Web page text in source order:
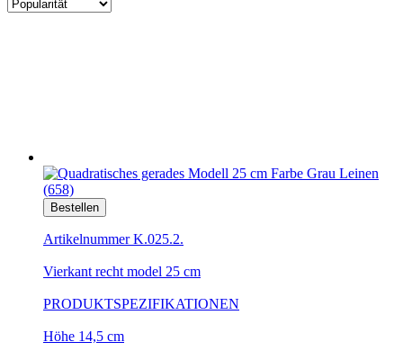
Bestellen
Artikelnummer K.025.2.
Vierkant recht model 25 cm
PRODUKTSPEZIFIKATIONEN
Höhe 14,5 cm